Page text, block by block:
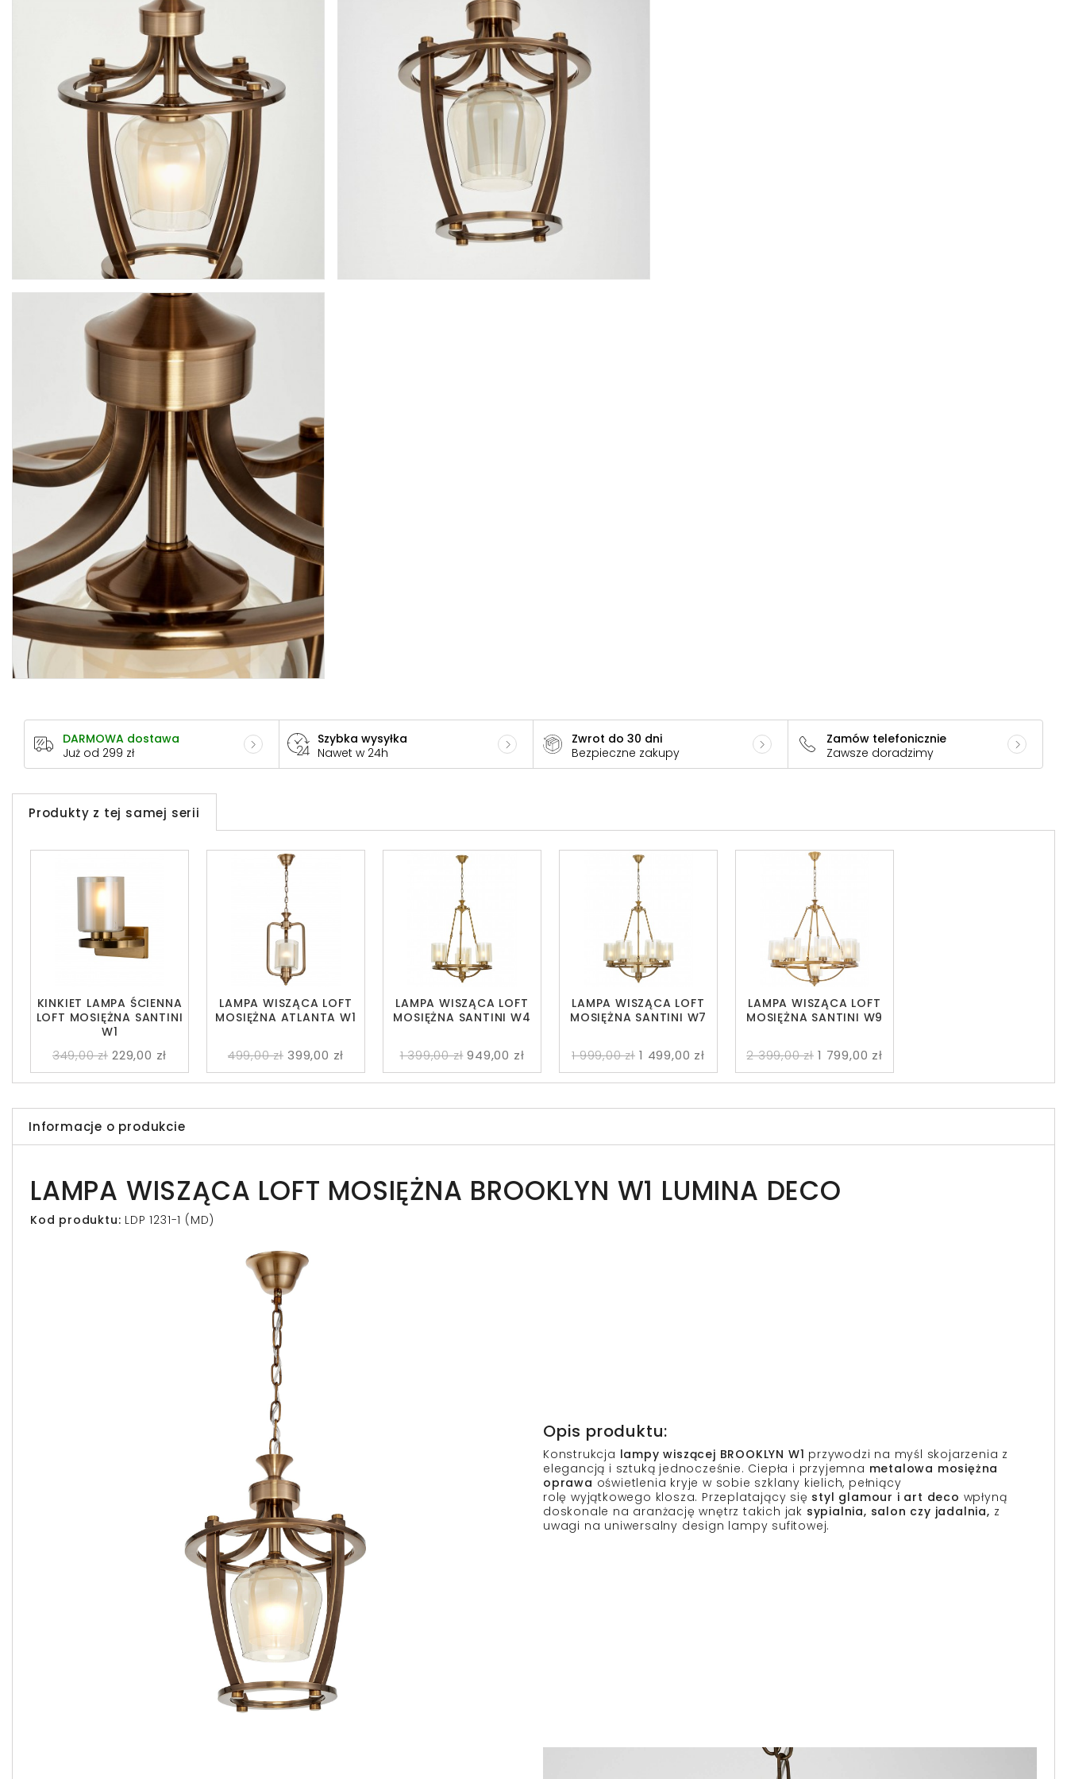
DARMOWA dostawa
Już od 299 zł
Szybka wysyłka
Nawet w 24h
Zwrot do 30 dni
Bezpieczne zakupy
Zamów telefonicznie
Zawsze doradzimy
Produkty z tej samej serii
KINKIET LAMPA ŚCIENNA
LOFT MOSIĘŻNA SANTINI
W1
349,00 zł 229,00 zł
LAMPA WISZĄCA LOFT
MOSIĘŻNA SANTINI W7
1 999,00 zł 1 499,00 zł
LAMPA WISZĄCA LOFT
MOSIĘŻNA SANTINI W9
2 399,00 zł 1 799,00 zł
LAMPA WISZĄCA LOFT
MOSIĘŻNA ATLANTA W1
499,00 zł 399,00 zł
LAMPA WISZĄCA LOFT
MOSIĘŻNA SANTINI W4
1 399,00 zł 949,00 zł
Informacje o produkcie
LAMPA WISZĄCA LOFT MOSIĘŻNA BROOKLYN W1 LUMINA DECO
Kod produktu: LDP 1231-1 (MD)
Opis produktu:
Konstrukcja lampy wiszącej BROOKLYN W1 przywodzi na myśl skojarzenia z
elegancją i sztuką jednocześnie. Ciepła i przyjemna metalowa mosiężna
oprawa oświetlenia kryje w sobie szklany kielich, pełniący
rolę wyjątkowego klosza. Przeplatający się styl glamour i art deco wpłyną
doskonale na aranżację wnętrz takich jak sypialnia, salon czy jadalnia, z
uwagi na uniwersalny design lampy sufitowej.